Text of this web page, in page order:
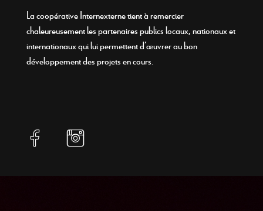
La coopérative Internexterne tient à remercier
chaleureusement les partenaires publics locaux, nationaux et
internationaux qui lui permettent d’œuvrer au bon
développement des projets en cours.